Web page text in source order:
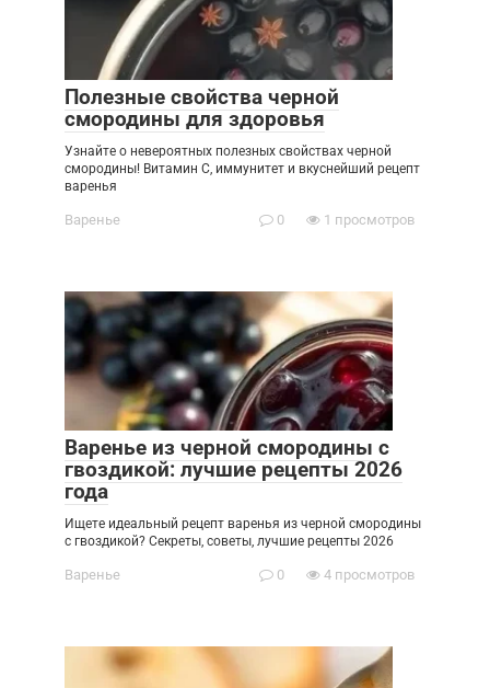
Полезные свойства черной
смородины для здоровья
Узнайте о невероятных полезных свойствах черной
смородины! Витамин С, иммунитет и вкуснейший рецепт
варенья
Варенье 0 1 просмотров
Варенье из черной смородины с
гвоздикой: лучшие рецепты 2026
года
Ищете идеальный рецепт варенья из черной смородины
с гвоздикой? Секреты, советы, лучшие рецепты 2026
Варенье 0 4 просмотров